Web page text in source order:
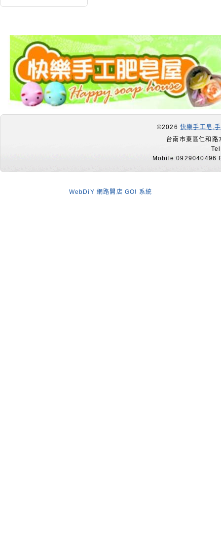
©2026 快樂手工皂,
台南市東區仁和
Mobile:0929040496
WebDiY 網路開店 GO! 系統